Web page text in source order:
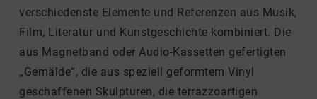
verschiedenste Elemente und Referenzen aus Musik,
Film, Literatur und Kunstgeschichte kombiniert. Die
aus Magnetband oder Audio-Kassetten gefertigten
„Gemälde“, die aus speziell geformtem Vinyl
geschaffenen Skulpturen, die terrazzoartigen